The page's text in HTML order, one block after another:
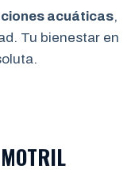
acuáticas,
Tu bienestar en
MOTRIL